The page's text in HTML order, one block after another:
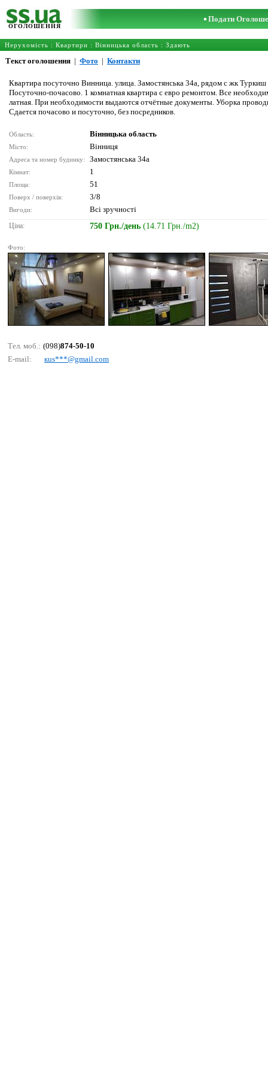
ОГОЛОШЕННЯ
Подати
Нерухомість : Квартири : Вінницька область : Здають
Текст оголошення | Фото | Контакти
Квартира посуточно Винница. улица. Замостянська 34а, рядом с жк
Посуточно-почасово. 1 комнатная квартира с евро ремонтом. Все
латная. При необходимости выдаются отчётные документы. Уборка
Сдается почасово и посуточно, без посредников.
Область: Вінницька область
Місто: Вінниця
Адреса та номер будинку: Замостянська 34а
Кімнат: 1
Площа: 51
Поверх / поверхів: 3/8
Вигоди: Всі зручності
Ціна: 750 Грн./день (14.71 Грн./m2)
Фото:
Тел. моб.: (098)874-50-10
E-mail:
кus***@gmаil.соm